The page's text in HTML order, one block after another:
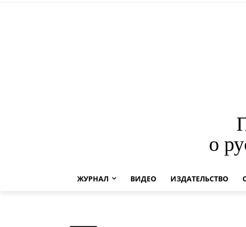
о
ЖУРНАЛ ВИДЕО ИЗДАТЕЛЬСТВО